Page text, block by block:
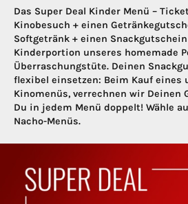
Das Super Deal Kinder Menü –
Kinobesuch + einen
Softgetränk + einen
Kinderportion unseres homemade
Überraschungstüte. Deinen
flexibel einsetzen: Beim Kauf eines
Kinomenüs, verrechnen wir Deinen
Du in jedem Menü doppelt! Wähle
Nacho-Menüs.